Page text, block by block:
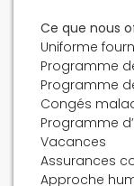
Ce que nous
Uniforme
Programme
Programme
Congés
Programme
Vacances
Assurances
Approche